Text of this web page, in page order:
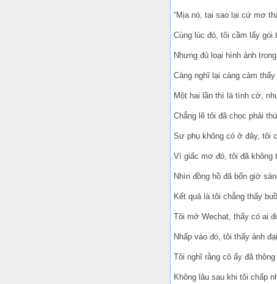
“Mịa nó, tại sao lại cứ mơ
Cùng lúc đó, tôi cầm lấy
Nhưng đủ loại hình ảnh
Càng nghĩ lại càng cảm
Một hai lần thì là tình cờ,
Chẳng lẽ tôi đã chọc phải
Sư phụ không có ở đây, tôi
Vì giấc mơ đó, tôi đã không
Nhìn đồng hồ đã bốn giờ
Kết quả là tôi chẳng thấy
Tôi mở Wechat, thấy có ai
Nhấp vào đó, tôi thấy ảnh
Tôi nghĩ rằng cô ấy đã
Không lâu sau khi tôi chấp